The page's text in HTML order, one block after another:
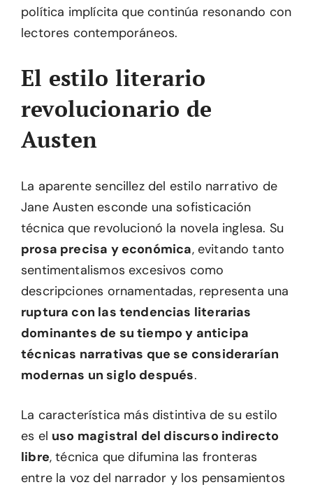
política implícita que continúa resonando con
lectores contemporáneos.
El estilo literario
revolucionario de
Austen
La aparente sencillez del estilo narrativo de
Jane Austen esconde una sofisticación
técnica que revolucionó la novela inglesa. Su
prosa precisa y económica, evitando tanto
sentimentalismos excesivos como
descripciones ornamentadas, representa una
ruptura con las tendencias literarias
dominantes de su tiempo y anticipa
técnicas narrativas que se considerarían
modernas un siglo después.
La característica más distintiva de su estilo
es el uso magistral del discurso indirecto
libre, técnica que difumina las fronteras
entre la voz del narrador y los pensamientos